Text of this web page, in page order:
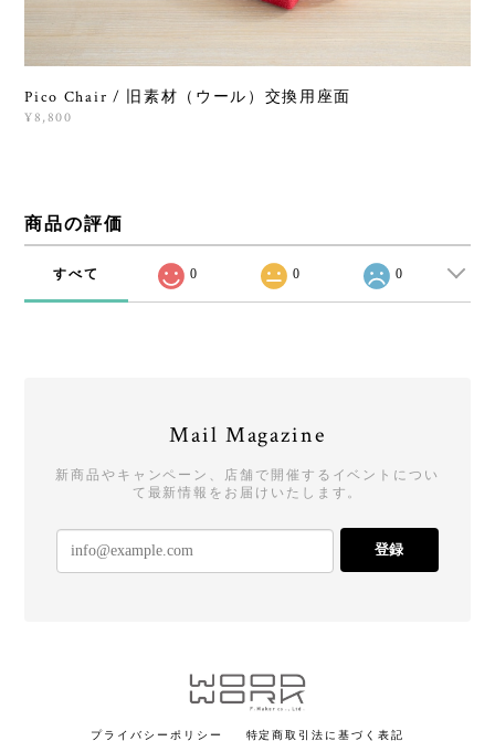
Pico Chair / 旧素材（ウール）交換用座面
¥8,800
商品の評価
すべて 0 0 0
Mail Magazine
新商品やキャンペーン、店舗で開催するイベントについ
て最新情報をお届けいたします。
登録
プライバシーポリシー 特定商取引法に基づく表記